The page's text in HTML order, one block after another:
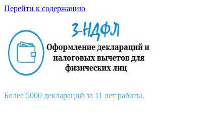
Перейти к содержанию
Более 5000 деклараций за 11 лет работы.